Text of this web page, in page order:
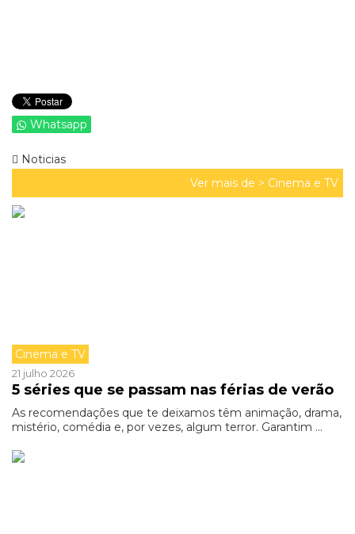
Whatsapp
Noticias
Ver mais de > Cinema e TV
Cinema e TV
21 julho 2026
5 séries que se passam nas férias de verão
As recomendações que te deixamos têm animação, drama,
mistério, comédia e, por vezes, algum terror. Garantim ...